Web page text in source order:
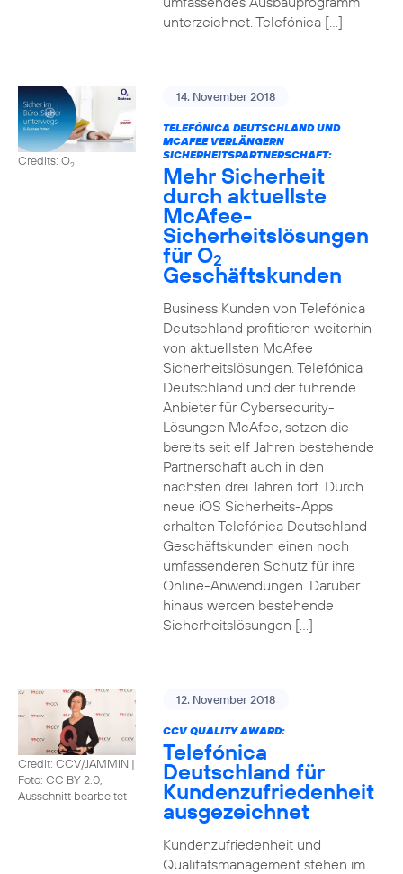
unterzeichnet. Telefónica […]
Credits: O2
14. November 2018
TELEFÓNICA DEUTSCHLAND UND
MCAFEE VERLÄNGERN
SICHERHEITSPARTNERSCHAFT:
Mehr Sicherheit
durch aktuellste
McAfee-
Sicherheitslösungen
für O2
Geschäftskunden
Business Kunden von Telefónica
Deutschland profitieren weiterhin
von aktuellsten McAfee
Sicherheitslösungen. Telefónica
Deutschland und der führende
Anbieter für Cybersecurity-
Lösungen McAfee, setzen die
bereits seit elf Jahren bestehende
Partnerschaft auch in den
nächsten drei Jahren fort. Durch
neue iOS Sicherheits-Apps
erhalten Telefónica Deutschland
Geschäftskunden einen noch
umfassenderen Schutz für ihre
Online-Anwendungen. Darüber
hinaus werden bestehende
Sicherheitslösungen […]
Credit: CCV/JAMMIN |
Foto: CC BY 2.0,
Ausschnitt bearbeitet
12. November 2018
CCV QUALITY AWARD:
Telefónica
Deutschland für
Kundenzufriedenheit
ausgezeichnet
Kundenzufriedenheit und
Qualitätsmanagement stehen im